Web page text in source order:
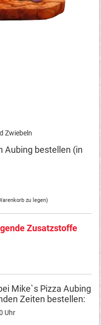
Zwiebeln
Aubing bestellen (in
zu legen)
Zusatzstoffe
Mike`s Pizza Aubing
Zeiten bestellen:
Uhr